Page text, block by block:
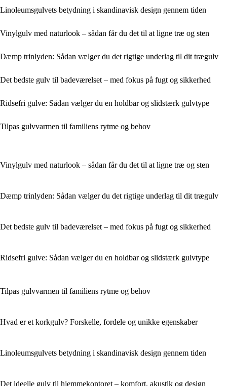
Linoleumsgulvets betydning i skandinavisk design gennem tiden
Vinylgulv med naturlook – sådan får du det til at ligne træ og sten
Dæmp trinlyden: Sådan vælger du det rigtige underlag til dit trægulv
Det bedste gulv til badeværelset – med fokus på fugt og sikkerhed
Ridsefri gulve: Sådan vælger du en holdbar og slidstærk gulvtype
Tilpas gulvvarmen til familiens rytme og behov
Vinylgulv med naturlook – sådan får du det til at ligne træ og sten
Dæmp trinlyden: Sådan vælger du det rigtige underlag til dit trægulv
Det bedste gulv til badeværelset – med fokus på fugt og sikkerhed
Ridsefri gulve: Sådan vælger du en holdbar og slidstærk gulvtype
Tilpas gulvvarmen til familiens rytme og behov
Hvad er et korkgulv? Forskelle, fordele og unikke egenskaber
Linoleumsgulvets betydning i skandinavisk design gennem tiden
Det ideelle gulv til hjemmekontoret – komfort, akustik og design